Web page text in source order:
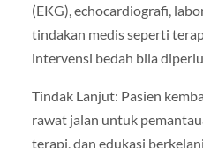
(EKG), echocardiografi,
tindakan medis seperti
intervensi bedah bila
Tindak Lanjut: Pasien
rawat jalan untuk
terapi, dan edukasi